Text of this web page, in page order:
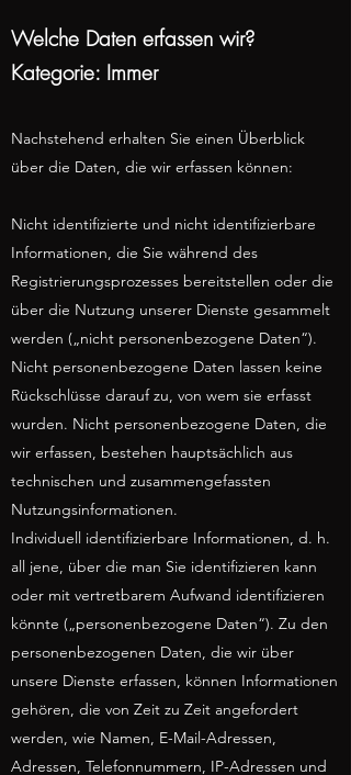
Welche Daten erfassen wir?
Kategorie: Immer
Nachstehend erhalten Sie einen Überblick
über die Daten, die wir erfassen können:
Nicht identifizierte und nicht identifizierbare
Informationen, die Sie während des
Registrierungsprozesses bereitstellen oder die
über die Nutzung unserer Dienste gesammelt
werden („nicht personenbezogene Daten“).
Nicht personenbezogene Daten lassen keine
Rückschlüsse darauf zu, von wem sie erfasst
wurden. Nicht personenbezogene Daten, die
wir erfassen, bestehen hauptsächlich aus
technischen und zusammengefassten
Nutzungsinformationen.
Individuell identifizierbare Informationen, d. h.
all jene, über die man Sie identifizieren kann
oder mit vertretbarem Aufwand identifizieren
könnte („personenbezogene Daten“). Zu den
personenbezogenen Daten, die wir über
unsere Dienste erfassen, können Informationen
gehören, die von Zeit zu Zeit angefordert
werden, wie Namen, E-Mail-Adressen,
Adressen, Telefonnummern, IP-Adressen und